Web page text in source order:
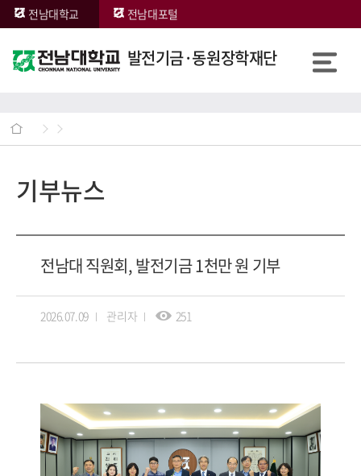
전남대학교 전남대포털
발전기금·동원장학재단
기부뉴스
전남대 직원회, 발전기금 1천만 원 기부
2026.07.09 관리자 251